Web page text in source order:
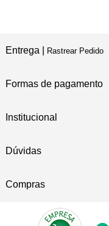
Entrega | Rastrear Pedido
Formas de pagamento
Institucional
Dúvidas
Compras